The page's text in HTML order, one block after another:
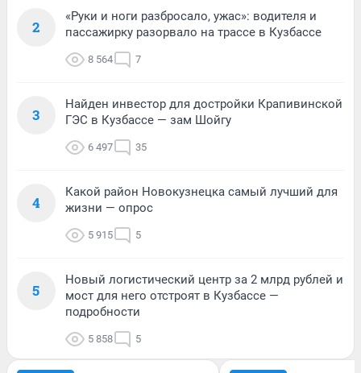
2
«Руки и ноги разбросало, ужас»: водителя и
пассажирку разорвало на трассе в Кузбассе
8 564 7
3
Найден инвестор для достройки Крапивинской
ГЭС в Кузбассе — зам Шойгу
6 497 35
4
Какой район Новокузнецка самый лучший для
жизни — опрос
5 915 5
5
Новый логистический центр за 2 млрд рублей и
мост для него отстроят в Кузбассе —
подробности
5 858 5